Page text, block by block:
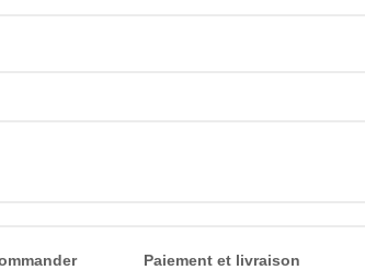
Paiement et livraison